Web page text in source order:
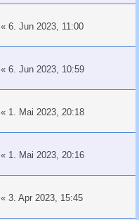
« 6. Jun 2023, 11:00
« 6. Jun 2023, 10:59
« 1. Mai 2023, 20:18
« 1. Mai 2023, 20:16
« 3. Apr 2023, 15:45